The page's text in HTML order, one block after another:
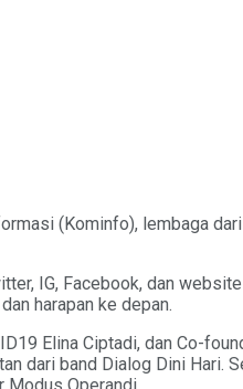
(Kominfo), lembaga
IG, Facebook, dan
harapan ke depan.
Elina Ciptadi, dan Co-
dari band Dialog Dini Hari.